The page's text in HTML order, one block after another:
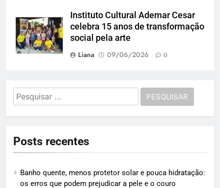
Instituto Cultural Ademar Cesar
celebra 15 anos de transformação
social pela arte
Liana
09/06/2026 0
Pesquisar
por:
Posts recentes
Banho quente, menos protetor solar e pouca hidratação:
os erros que podem prejudicar a pele e o couro